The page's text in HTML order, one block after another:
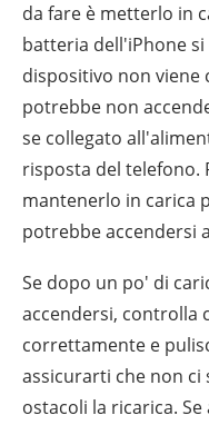
da fare è metterlo in
batteria dell'iPhone
dispositivo non
potrebbe non
se collegato
risposta del telefono.
mantenerlo in carica
potrebbe accendersi
Se dopo un po' di
accendersi, controlla
correttamente e
assicurarti che non ci
ostacoli la ricarica.